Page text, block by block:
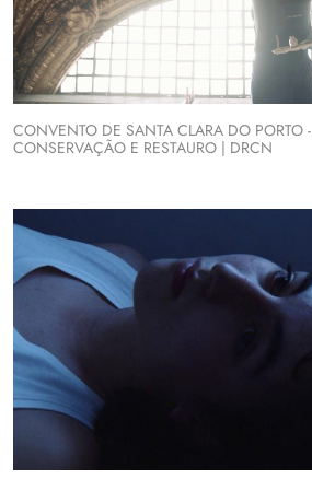
CONVENTO DE SANTA CLARA DO PORTO -
CONSERVAÇÃO E RESTAURO | DRCN